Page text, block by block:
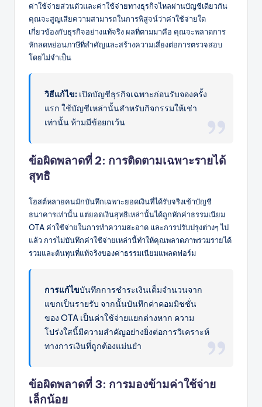
ค่าใช้จ่ายส่วนตัวและค่าใช้จ่ายทางธุรกิจไหลผ่านบัญชีเดียวกัน
คุณจะสูญเสียความสามารถในการพิสูจน์ว่าค่าใช้จ่ายใด
เกี่ยวข้องกับธุรกิจอย่างแท้จริง ผลที่ตามมาคือ คุณจะพลาดการ
หักลดหย่อนภาษีที่สำคัญและสร้างความเสี่ยงต่อการตรวจสอบ
โดยไม่จำเป็น
วิธีแก้ไข: เปิดบัญชีธุรกิจเฉพาะก่อนรับจองครั้ง
แรก ใช้บัญชีเหล่านั้นสำหรับกิจกรรมให้เช่า
เท่านั้น ห้ามมีข้อยกเว้น
ข้อผิดพลาดที่ 2: การติดตามเฉพาะรายได้
สุทธิ
โฮสต์หลายคนมักบันทึกเฉพาะยอดเงินที่ได้รับจริงเข้าบัญชี
ธนาคารเท่านั้น แต่ยอดเงินสุทธิเหล่านั้นได้ถูกหักค่าธรรมเนียม
OTA ค่าใช้จ่ายในการทำความสะอาด และการปรับปรุงต่างๆ ไป
แล้ว การไม่บันทึกค่าใช้จ่ายเหล่านี้ทำให้คุณพลาดภาพรวมรายได้
รวมและต้นทุนที่แท้จริงของค่าธรรมเนียมแพลตฟอร์ม
การแก้ไขบันทึกการชำระเงินเต็มจำนวนจาก
แขกเป็นรายรับ จากนั้นบันทึกค่าคอมมิชชั่น
ของ OTA เป็นค่าใช้จ่ายแยกต่างหาก ความ
โปร่งใสนี้มีความสำคัญอย่างยิ่งต่อการวิเคราะห์
ทางการเงินที่ถูกต้องแม่นยำ
ข้อผิดพลาดที่ 3: การมองข้ามค่าใช้จ่าย
เล็กน้อย